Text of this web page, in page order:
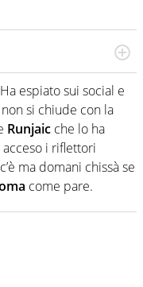
scrive per curiosità
di calcio, di sport e dei
evasioni
Un tempo ala
ruolo di libero. Cura
5 calciatori di sempre.
espiato sui social e
si chiude con la
Runjaic che lo ha
i riflettori
ma domani chissà se
come pare.